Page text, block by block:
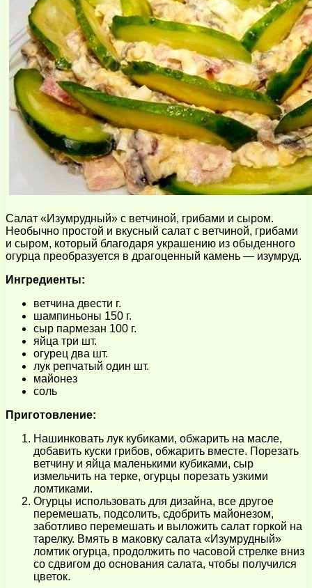
Салат «Изумрудный» с ветчиной, грибами и сыром.
Необычно простой и вкусный салат с ветчиной, грибами
и сыром, который благодаря украшению из обыденного
огурца преобразуется в драгоценный камень — изумруд.
Ингредиенты:
ветчина двести г.
шампиньоны 150 г.
сыр пармезан 100 г.
яйца три шт.
огурец два шт.
лук репчатый один шт.
майонез
соль
Приготовление:
Нашинковать лук кубиками, обжарить на масле,
добавить куски грибов, обжарить вместе. Порезать
ветчину и яйца маленькими кубиками, сыр
измельчить на терке, огурцы порезать узкими
ломтиками.
Огурцы использовать для дизайна, все другое
перемешать, подсолить, сдобрить майонезом,
заботливо перемешать и выложить салат горкой на
тарелку. Вмять в маковку салата «Изумрудный»
ломтик огурца, продолжить по часовой стрелке вниз
со сдвигом до основания салата, чтобы получился
цветок.